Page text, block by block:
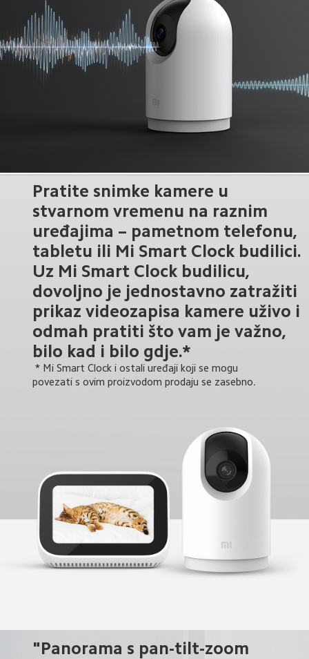
Pratite snimke kamere u
stvarnom vremenu na raznim
uređajima – pametnom telefonu,
tabletu ili Mi Smart Clock budilici.
Uz Mi Smart Clock budilicu,
dovoljno je jednostavno zatražiti
prikaz videozapisa kamere uživo i
odmah pratiti što vam je važno,
bilo kad i bilo gdje.*
* Mi Smart Clock i ostali uređaji koji se mogu
povezati s ovim proizvodom prodaju se zasebno.
"Panorama s pan-tilt-zoom